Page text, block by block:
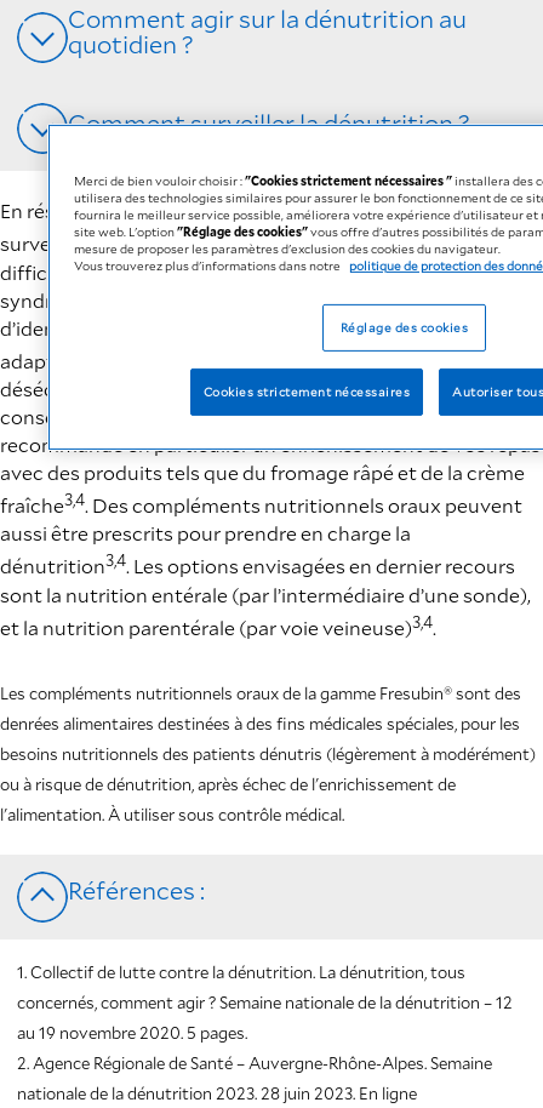
Comment agir sur la dénutrition au
quotidien ?
Comment surveiller la dénutrition ?
En résumé, plusieurs situations peuvent favoriser la
survenue d’une dénutrition8: un isolement social, des
difficultés de mobilité, une maladie chronique, un
syndrome dépressif, des troubles digestifs… Il convient
d’identifier la ou les causes, puis d’apporter des solutions
adaptées et des aides à domicile
déséquilibre nutritionnel, votre médecin vous délivre des
conseils concernant votre alimentation et vous
recommande en particulier un enrichissement de vos repas
avec des produits tels que du fromage râpé et de la crème
fraîche3,4. Des compléments nutritionnels oraux peuvent
aussi être prescrits pour prendre en charge la
dénutrition3,4. Les options envisagées en dernier recours
sont la nutrition entérale (par l’intermédiaire d’une sonde),
et la nutrition parentérale (par voie veineuse)3,4.
Les compléments nutritionnels oraux de la gamme Fresubin® sont des
denrées alimentaires destinées à des fins médicales spéciales, pour les
besoins nutritionnels des patients dénutris (légèrement à modérément)
ou à risque de dénutrition, après échec de l'enrichissement de
l'alimentation. À utiliser sous contrôle médical.
Références :
1. Collectif de lutte contre la dénutrition. La dénutrition, tous
concernés, comment agir ? Semaine nationale de la dénutrition – 12
au 19 novembre 2020. 5 pages.
2. Agence Régionale de Santé – Auvergne-Rhône-Alpes. Semaine
nationale de la dénutrition 2023. 28 juin 2023. En ligne
Merci de bien vouloir choisir :"Cookies strictement nécessaires "installera des
utilisera des technologies similaires pour assurer le bon fonctionnement de ce
fournira le meilleur service possible, améliorera votre expérience d'utilisateur
site web. L'option"Réglage des cookies"vous offre d'autres possibilités de
mesure de proposer les paramètres d'exclusion des cookies du navigateur.
Vous trouverez plus d'informations dans notre politique de protection des
Réglage des cookies
Cookies strictement nécessaires Autoriser